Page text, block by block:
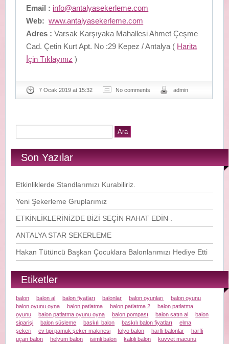
Email : info@antalyasekerleme.com
Web: www.antalyasekerleme.com
Adres : Varsak Karşıyaka Mahallesi Ahmet Çeşme
Cad. Çetin Kurt Apt. No :29 Kepez / Antalya ( Harita
İçin Tıklayınız )
7 Ocak 2019 at 15:32 No comments admin
Son Yazılar
Etkinliklerde Standlarımızı Kurabiliriz.
Yeni Şekerleme Gruplarımız
ETKİNLİKLERİNİZDE BİZİ SEÇİN RAHAT EDİN .
ANTALYA STAR SEKERLEME
Hakan Tütüncü Başkan Çocuklara Balonlarımızı Hediye Etti
Etiketler
balon balon al balon fiyatları balonlar balon oyunları
balon oyunu
balon oyunu oyna
balon patlatma balon patlatma 2
balon patlatma
oyunu
balon patlatma oyunu oyna balon pompası balon satın al
balon
siparişi
balon süsleme baskılı balon baskılı balon fiyatları
elma
şekeri
ev tipi pamuk şeker makinesi folyo balon harfli balonlar
harfli
uçan balon
helyum balon isimli balon kalpli balon
kuvvet macunu